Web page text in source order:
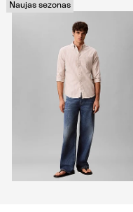
Naujas sezonas